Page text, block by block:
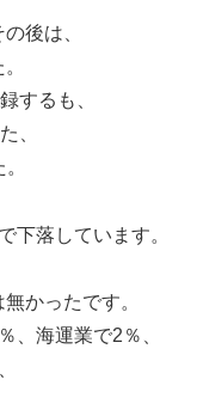
後は、
するも、
、
下落しています。
かったです。
、海運業で2％、